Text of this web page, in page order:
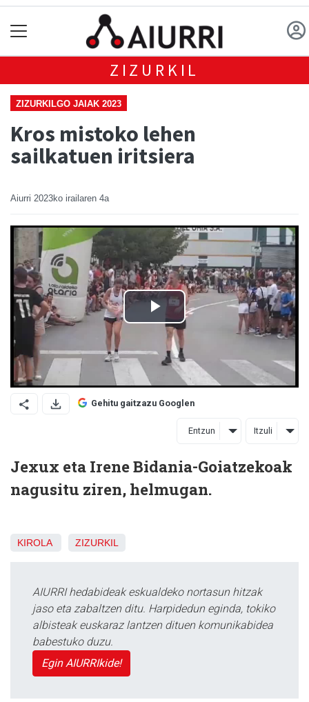
ZIZURKIL
ZIZURKILGO JAIAK 2023
Kros mistoko lehen
sailkatuen iritsiera
Aiurri 2023ko irailaren 4a
Gehitu gaitzazu Googlen
Entzun Itzuli
Jexux eta Irene Bidania-Goiatzekoak
nagusitu ziren, helmugan.
KIROLA ZIZURKIL
AIURRI hedabideak eskualdeko nortasun hitzak
jaso eta zabaltzen ditu. Harpidedun eginda, tokiko
albisteak euskaraz lantzen dituen komunikabidea
babestuko duzu.
Egin AIURRIkide!